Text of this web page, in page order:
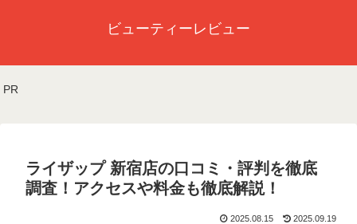
ビューティーレビュー
PR
ライザップ 新宿店の口コミ・評判を徹底
調査！アクセスや料金も徹底解説！
2025.08.15 2025.09.19